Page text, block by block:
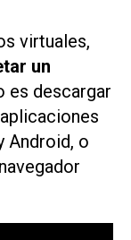
virtuales,
un
es descargar
Android, o